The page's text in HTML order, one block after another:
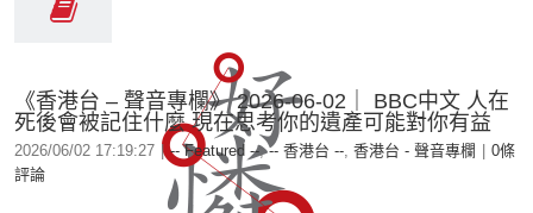
《香港台 – 聲音專欄》 2026-06-02｜ BBC中文 人在
死後會被記住什麼 現在思考你的遺產可能對你有益
2026/06/02 17:19:27 | -- Featured --,-- 香港台 --, 香港台 - 聲音專欄
0條
評論